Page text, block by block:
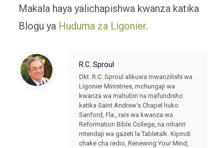
Makala haya yalichapishwa kwanza katika
Blogu ya Huduma za Ligonier.
R.C. Sproul
Dkt. R.C. Sproul alikuwa mwanzilishi wa
Ligonier Ministries, mchungaji wa
kwanza wa mahubiri na mafundisho
katika Saint Andrew’s Chapel huko
Sanford, Fla., rais wa kwanza wa
Reformation Bible College, na mhariri
mtendaji wa gazeti la Tabletalk. Kipindi
chake cha redio, Renewing Your Mind,